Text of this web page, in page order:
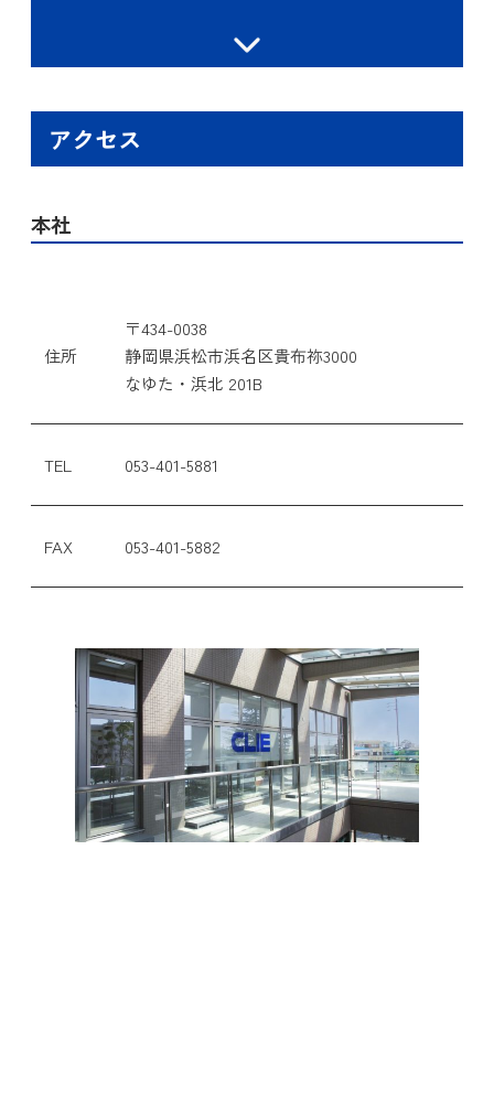
アクセス
本社
住所
〒434-0038
静岡県浜松市浜名区貴布祢3000
なゆた・浜北 201B
TEL 053-401-5881
FAX 053-401-5882